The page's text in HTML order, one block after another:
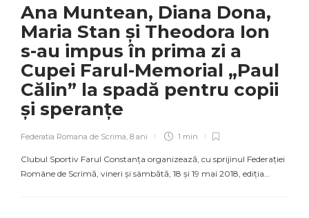
Ana Muntean, Diana Dona,
Maria Stan și Theodora Ion
s-au impus în prima zi a
Cupei Farul-Memorial „Paul
Călin” la spadă pentru copii
și speranțe
Federatia Romana de Scrima 8 ani 1 min
Clubul Sportiv Farul Constanța organizează, cu sprijinul Federației
Române de Scrimă, vineri și sâmbătă, 18 și 19 mai 2018, ediția…